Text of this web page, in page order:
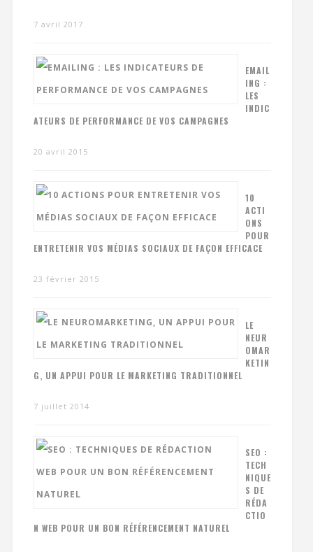
7 avril 2017
EMAIL
ING :
LES
INDIC
ATEURS DE PERFORMANCE DE VOS CAMPAGNES
20 avril 2015
10
ACTI
ONS
POUR
ENTRETENIR VOS MÉDIAS SOCIAUX DE FAÇON EFFICACE
23 février 2015
LE
NEUR
OMAR
KETIN
G, UN APPUI POUR LE MARKETING TRADITIONNEL
7 juillet 2014
SEO :
TECH
NIQUE
S DE
RÉDA
CTIO
N WEB POUR UN BON RÉFÉRENCEMENT NATUREL